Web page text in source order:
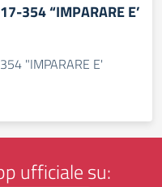
354 “IMPARARE E’
"IMPARARE E'
ufficiale su: